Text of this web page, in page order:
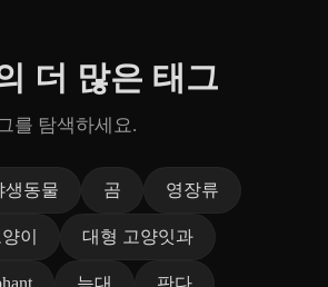
더 많은 태그
를 탐색하세요.
생동물 곰 영장류
이 대형 고양잇과
늑대 판다